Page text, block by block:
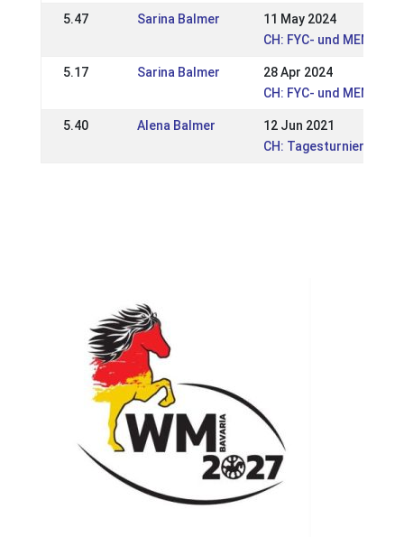
5.47 Sarina Balmer
11 May 2024
CH: FYC- und MEM-
5.17 Sarina Balmer
28 Apr 2024
CH: FYC- und MEM-
5.40 Alena Balmer
12 Jun 2021
CH: Tagesturnier Sport